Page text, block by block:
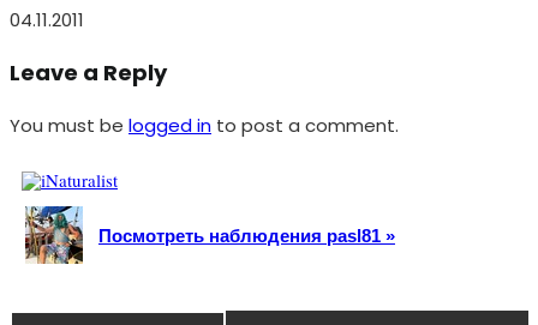
04.11.2011
Leave a Reply
You must be logged in to post a comment.
Посмотреть наблюдения pasl81 »